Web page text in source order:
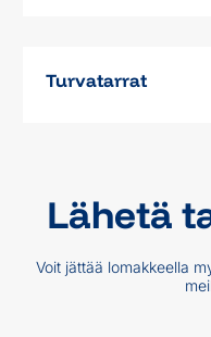
Turvatarrat
Lähetä
Voit jättää lomakkeella